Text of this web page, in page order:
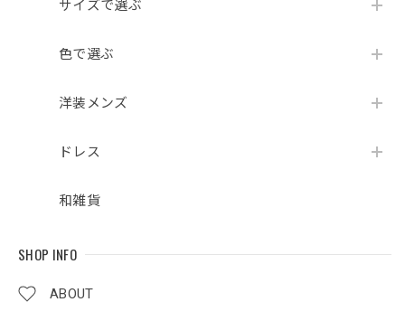
サイズで選ぶ
色で選ぶ
洋装メンズ
ドレス
和雑貨
SHOP INFO
ABOUT